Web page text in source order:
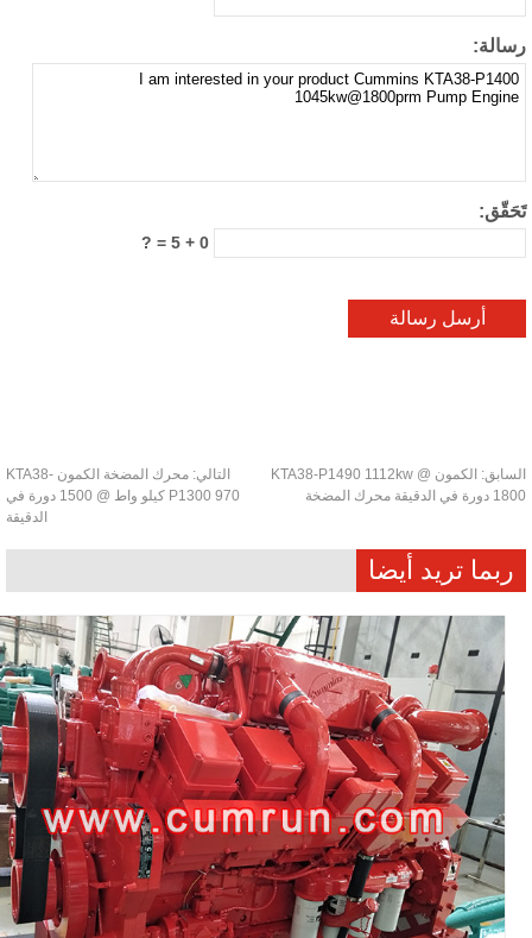
الكمون KTA38-P1490 1112kw @
محرك المضخة
التالي:
محرك المضخة الكمون KTA38-
P1300 970 كيلو واط @ 1500 دورة في
الدقيقة
ربما تريد أيضا